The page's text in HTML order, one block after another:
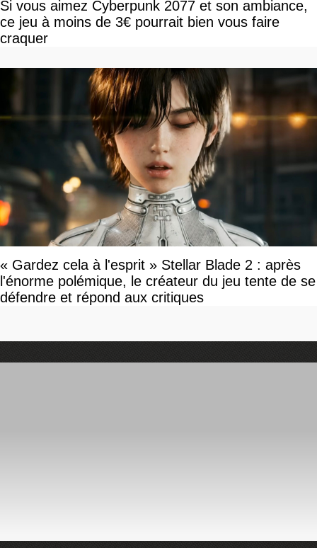
Si vous aimez Cyberpunk 2077 et son ambiance,
ce jeu à moins de 3€ pourrait bien vous faire
craquer
« Gardez cela à l'esprit » Stellar Blade 2 : après
l'énorme polémique, le créateur du jeu tente de se
défendre et répond aux critiques